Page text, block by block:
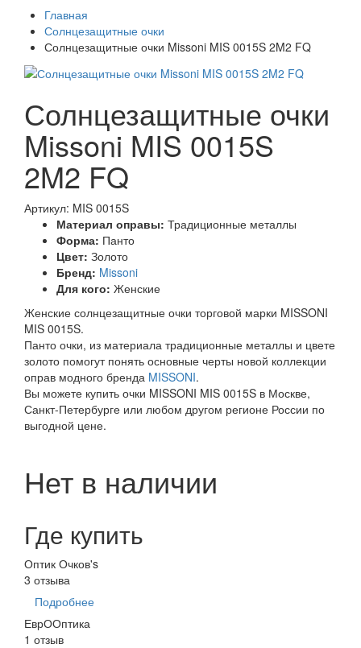
Главная
Солнцезащитные очки
Солнцезащитные очки Missoni MIS 0015S 2M2 FQ
Солнцезащитные очки
Missoni MIS 0015S
2M2 FQ
Артикул: MIS 0015S
Материал оправы: Традиционные металлы
Форма: Панто
Цвет: Золото
Бренд: Missoni
Для кого: Женские
Женские солнцезащитные очки торговой марки MISSONI
MIS 0015S.
Панто очки, из материала традиционные металлы и цвете
золото помогут понять основные черты новой коллекции
оправ модного бренда MISSONI.
Вы можете купить очки MISSONI MIS 0015S в Москве,
Санкт-Петербурге или любом другом регионе России по
выгодной цене.
Нет в наличии
Где купить
Оптик Очков's
3 отзыва
Подробнее
ЕврООптика
1 отзыв